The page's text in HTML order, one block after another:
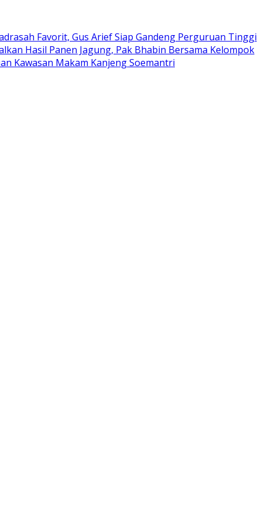
Favorit, Gus Arief Siap Gandeng Perguruan Tinggi
Hasil Panen Jagung, Pak Bhabin Bersama Kelompok
Kawasan Makam Kanjeng Soemantri